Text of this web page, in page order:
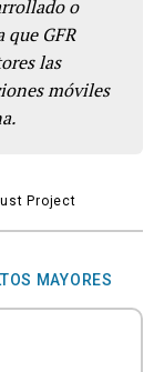
o
GFR
las
móviles
MAYORES